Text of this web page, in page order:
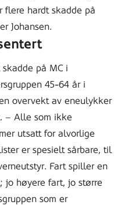
flere hardt skadde på
Johansen.
på MC i
45-64 år i
overvekt av eneulykker
– Alle som ikke
utsatt for alvorlige
er spesielt sårbare, til
Fart spiller en
jo høyere fart, jo større
som er